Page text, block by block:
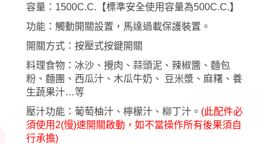
容量：1500C.C.【標準安全使用容量為500C.C.】
功能：觸動開關設置，馬達過載保護裝置。
開關方式：按壓式按鍵開關
料理食物：冰沙、攪肉、蒜頭泥、辣椒醬、麵包
粉、麵團、西瓜汁、木瓜牛奶、 豆米漿、麻糬、養
生蔬果汁…等
壓汁功能：葡萄柚汁、檸檬汁、柳丁汁。 (此配件必
須使用2(慢)速開關啟動，如不當操作所有後果須自
行承擔)